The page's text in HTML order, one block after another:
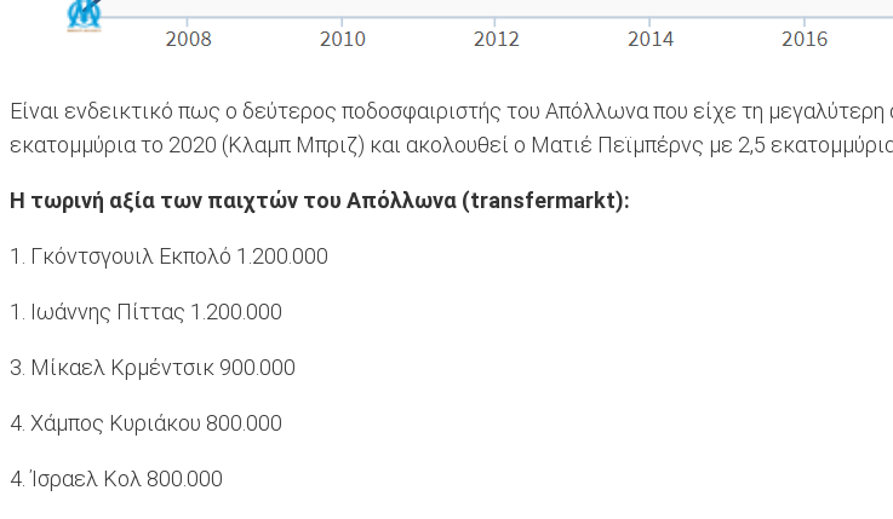
Είναι ενδεικτικό πως ο δεύτερος ποδοσφαιριστής του Απόλλωνα που είχε τη
εκατομμύρια το 2020 (Κλαμπ Μπριζ) και ακολουθεί ο Ματιέ Πεϊμπέρνς με 2,5
Η τωρινή αξία των παιχτών του Απόλλωνα (transfermarkt):
1. Γκόντσγουιλ Εκπολό 1.200.000
1. Ιωάννης Πίττας 1.200.000
3. Μίκαελ Κρμέντσικ 900.000
4. Χάμπος Κυριάκου 800.000
4. Ίσραελ Κολ 800.000